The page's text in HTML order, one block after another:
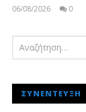
06/08/2026
0
ΣΥΝΈΝΤΕΥΞΗ